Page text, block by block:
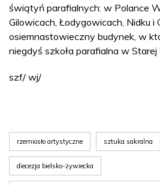
świątyń parafialnych: w Polance
Gilowicach, Łodygowicach, Nidku i
osiemnastowieczny budynek, w
niegdyś szkoła parafialna w Starej
szf/ wj/
rzemiosło artystyczne sztuka sakralna
diecezja bielsko-żywiecka